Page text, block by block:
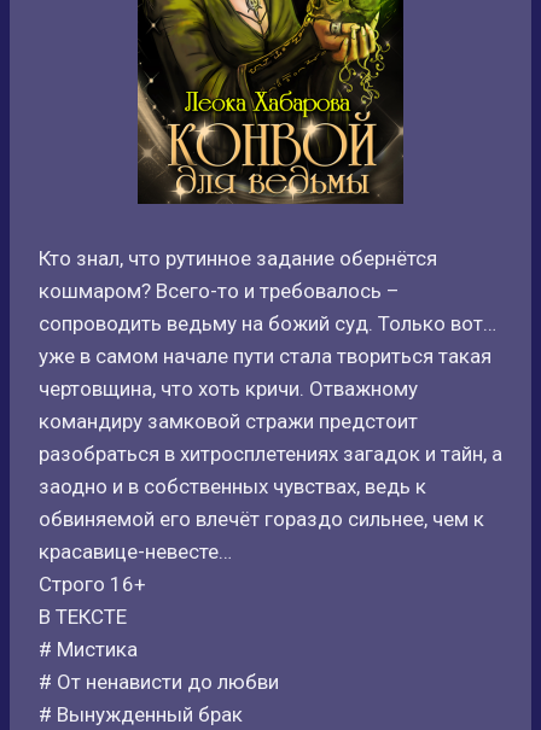
Кто знал, что рутинное задание обернётся
кошмаром? Всего-то и требовалось –
сопроводить ведьму на божий суд. Только вот…
уже в самом начале пути стала твориться такая
чертовщина, что хоть кричи. Отважному
командиру замковой стражи предстоит
разобраться в хитросплетениях загадок и тайн, а
заодно и в собственных чувствах, ведь к
обвиняемой его влечёт гораздо сильнее, чем к
красавице-невесте…
Строго 16+
В ТЕКСТЕ
# Мистика
# От ненависти до любви
# Вынужденный брак